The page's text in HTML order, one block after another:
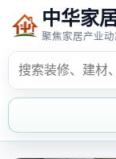
中华家
聚焦家居产业